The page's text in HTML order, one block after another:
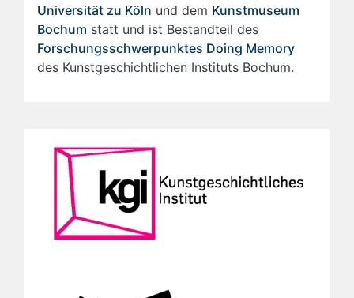
Universität zu Köln und dem Kunstmuseum
Bochum statt und ist Bestandteil des
Forschungsschwerpunktes Doing Memory
des Kunstgeschichtlichen Instituts Bochum.